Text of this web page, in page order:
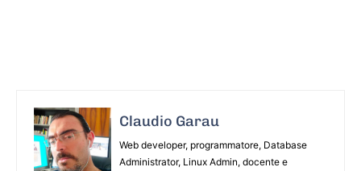
Claudio Garau
Web developer, programmatore, Database
Administrator, Linux Admin, docente e